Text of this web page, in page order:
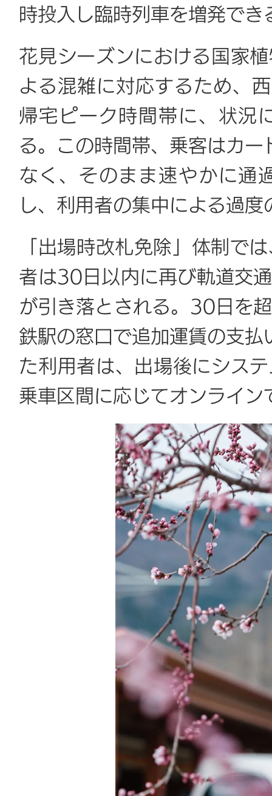
時投入し臨時列車を増発で
花見シーズンにおける国家
よる混雑に対応するため、
帰宅ピーク時間帯に、状況
る。この時間帯、乗客はカ
なく、そのまま速やかに通
し、利用者の集中による過
「出場時改札免除」体制で
者は30日以内に再び軌道交
が引き落とされる。30日を
鉄駅の窓口で追加運賃の支
た利用者は、出場後にシス
乗車区間に応じてオンライン